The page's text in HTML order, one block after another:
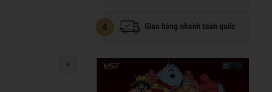
+
4 Giao hàng nhanh toàn quốc